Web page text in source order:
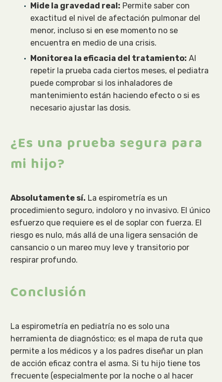
Mide la gravedad real: Permite saber con
exactitud el nivel de afectación pulmonar del
menor, incluso si en ese momento no se
encuentra en medio de una crisis.
Monitorea la eficacia del tratamiento: Al
repetir la prueba cada ciertos meses, el pediatra
puede comprobar si los inhaladores de
mantenimiento están haciendo efecto o si es
necesario ajustar las dosis.
¿Es una prueba segura para
mi hijo?
Absolutamente sí. La espirometría es un
procedimiento seguro, indoloro y no invasivo. El único
esfuerzo que requiere es el de soplar con fuerza. El
riesgo es nulo, más allá de una ligera sensación de
cansancio o un mareo muy leve y transitorio por
respirar profundo.
Conclusión
La espirometría en pediatría no es solo una
herramienta de diagnóstico; es el mapa de ruta que
permite a los médicos y a los padres diseñar un plan
de acción eficaz contra el asma. Si tu hijo tiene tos
frecuente (especialmente por la noche o al hacer